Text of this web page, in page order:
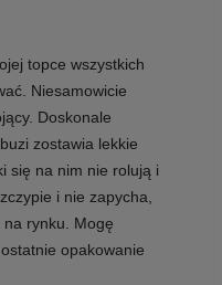
topce wszystkich
Niesamowicie
Doskonale
zostawia lekkie
się na nim nie rolują i
i nie zapycha,
rynku. Mogę
opakowanie